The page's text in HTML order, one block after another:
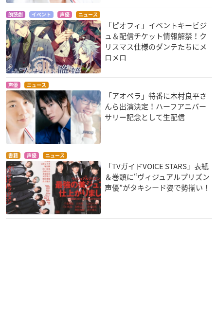
朗読劇 イベント 声優 ニュース
「ピオフィ」イベントキービジ
ュ＆配信チケット情報解禁！ク
リスマス仕様のダンテたちにメ
ロメロ
声優 ニュース
「アオペラ」特番に木村良平さ
んら出演決定！ハーフアニバー
サリー記念として生配信
書籍 声優 ニュース
「TVガイドVOICE STARS」表紙
＆巻頭に“ヴィジュアルプリズン
声優”がタキシード姿で勢揃い！